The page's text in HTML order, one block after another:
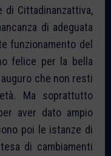
di Cittadinanzattiva,
di adeguata
funzionamento del
felice per la bella
che non resti
Ma soprattutto
aver dato ampio
poi le istanze di
di cambiamenti